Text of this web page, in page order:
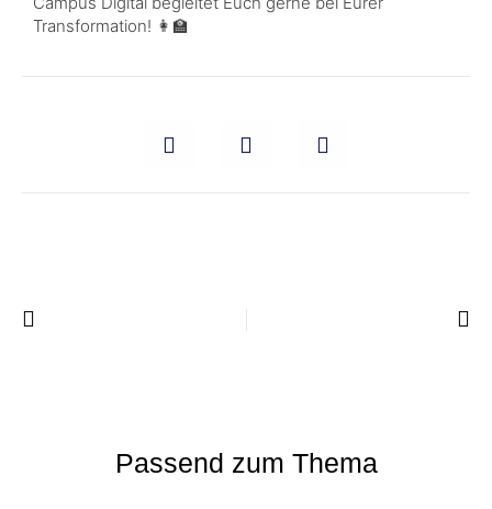
Transformation! 👩‍🏫
Passend zum Thema